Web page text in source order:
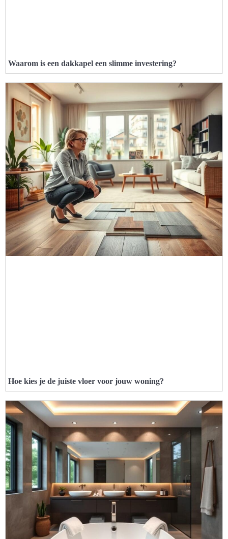
Waarom is een dakkapel een slimme investering?
Hoe kies je de juiste vloer voor jouw woning?